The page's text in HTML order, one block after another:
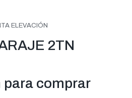
ELEVACIÓN
2TN
para comprar